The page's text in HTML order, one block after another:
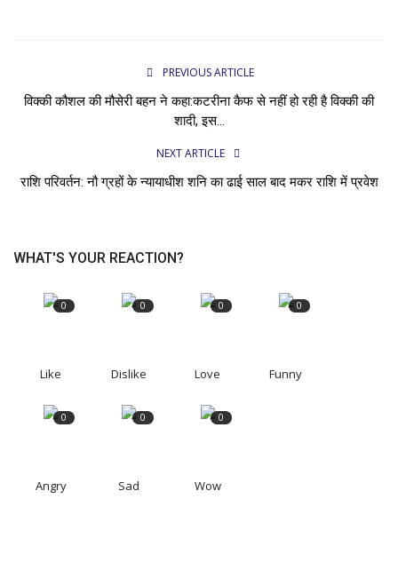
PREVIOUS ARTICLE
विक्की कौशल की मौसेरी बहन ने कहा:कटरीना कैफ से नहीं हो रही है विक्की की
शादी, इस...
NEXT ARTICLE
राशि परिवर्तन: नौ ग्रहों के न्यायाधीश शनि का ढाई साल बाद मकर राशि में प्रवेश
WHAT'S YOUR REACTION?
0
Like
0
Dislike
0
Love
0
Funny
0
Angry
0
Sad
0
Wow